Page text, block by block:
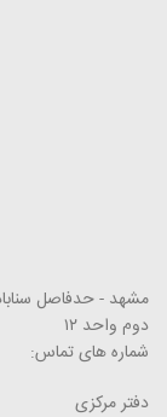
دوم واحد ۱۲
شماره های تماس:
دفتر مرکزی